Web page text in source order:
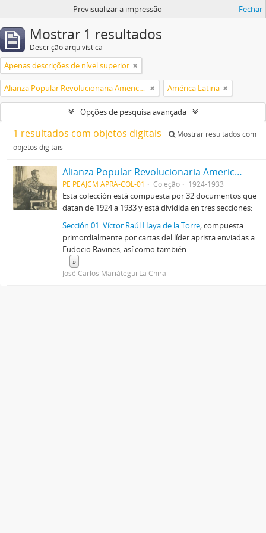
Previsualizar a impressão Fechar
Mostrar 1 resultados
Descrição arquivística
Apenas descrições de nível superior
Alianza Popular Revolucionaria Americana (APRA) América Latina
Opções de pesquisa avançada
1 resultados com objetos digitais
Mostrar resultados com
objetos digitais
Alianza Popular Revolucionaria Americana-APRA (Colección)
PE PEAJCM APRA-COL-01 Coleção 1924-1933
Esta colección está compuesta por 32 documentos que
datan de 1924 a 1933 y está dividida en tres secciones:
Sección 01. Víctor Raúl Haya de la Torre; compuesta
primordialmente por cartas del líder aprista enviadas a
Eudocio Ravines, así como también
... »
José Carlos Mariátegui La Chira